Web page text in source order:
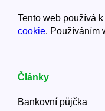
Tento web používá
cookie. Používáním
Články
Bankovní půjčka